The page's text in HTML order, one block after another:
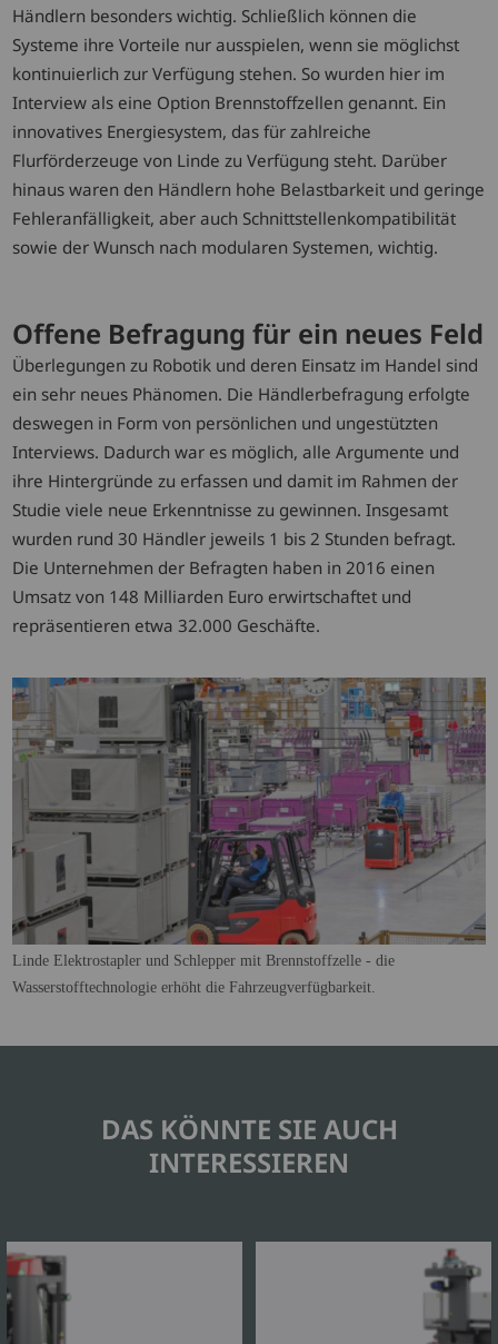
Händlern besonders wichtig. Schließlich können die
Systeme ihre Vorteile nur ausspielen, wenn sie möglichst
kontinuierlich zur Verfügung stehen. So wurden hier im
Interview als eine Option Brennstoffzellen genannt. Ein
innovatives Energiesystem, das für zahlreiche
Flurförderzeuge von Linde zu Verfügung steht. Darüber
hinaus waren den Händlern hohe Belastbarkeit und geringe
Fehleranfälligkeit, aber auch Schnittstellenkompatibilität
sowie der Wunsch nach modularen Systemen, wichtig.
Offene Befragung für ein neues Feld
Überlegungen zu Robotik und deren Einsatz im Handel sind
ein sehr neues Phänomen. Die Händlerbefragung erfolgte
deswegen in Form von persönlichen und ungestützten
Interviews. Dadurch war es möglich, alle Argumente und
ihre Hintergründe zu erfassen und damit im Rahmen der
Studie viele neue Erkenntnisse zu gewinnen. Insgesamt
wurden rund 30 Händler jeweils 1 bis 2 Stunden befragt.
Die Unternehmen der Befragten haben in 2016 einen
Umsatz von 148 Milliarden Euro erwirtschaftet und
repräsentieren etwa 32.000 Geschäfte.
Linde Elektrostapler und Schlepper mit Brennstoffzelle - die
Wasserstofftechnologie erhöht die Fahrzeugverfügbarkeit.
DAS KÖNNTE SIE AUCH
INTERESSIEREN